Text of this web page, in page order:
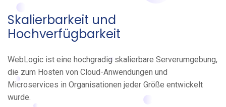
Skalierbarkeit und
Hochverfügbarkeit
WebLogic ist eine hochgradig skalierbare Serverumgebung,
die zum Hosten von Cloud-Anwendungen und
Microservices in Organisationen jeder Größe entwickelt
wurde.